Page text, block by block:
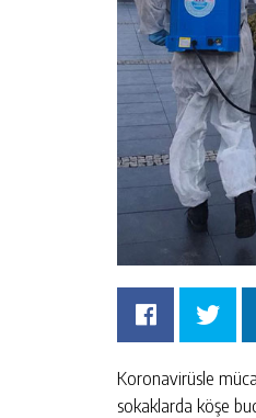
Koronavirüsle
sokaklarda köşe